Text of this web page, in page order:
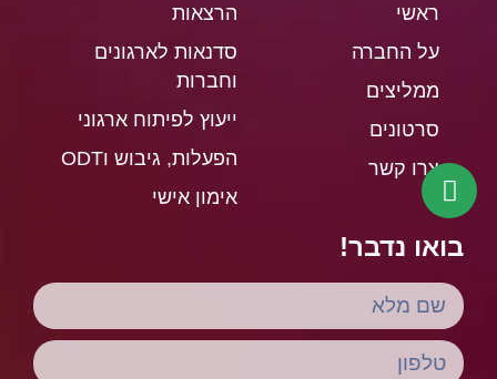
ראשי
על החברה
ממליצים
סרטונים
צרו קשר
הרצאות
סדנאות לארגונים
וחברות
ייעוץ לפיתוח ארגוני
הפעלות, גיבוש וODT
אימון אישי
בואו נדבר!